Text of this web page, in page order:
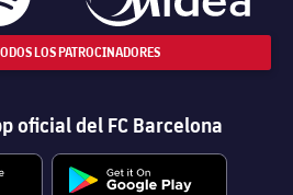
LOS PATROCINADORES
oficial del FC Barcelona